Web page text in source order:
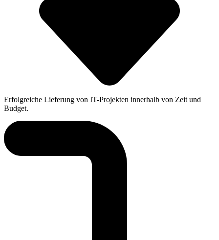
Erfolgreiche Lieferung von IT-Projekten innerhalb von Zeit und
Budget.